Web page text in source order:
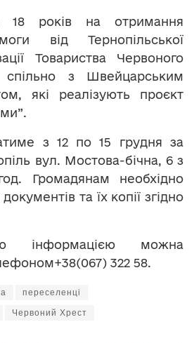
18 років на отримання
від Тернопільської
Товариства Червоного
спільно з Швейцарським
які реалізують проєкт
з 12 по 15 грудня за
вул. Мостова-бічна, 6 з
Громадянам необхідно
та їх копії згідно
інформацією можна
322 58.
переселенці
Червоний Хрест